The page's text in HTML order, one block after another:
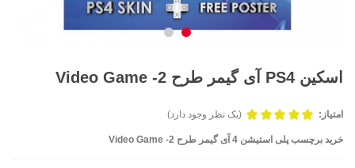
اسکین PS4 آی گیمر طرح Video Game -2
امتیاز: (یک نظر وجود دارد)
خرید برچسب پلی استیشن 4 آی گیمر طرح Video Game -2